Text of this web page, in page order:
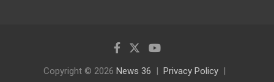
Copyright © 2026 News 36
Privacy Policy